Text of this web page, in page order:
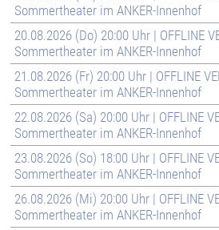
Sommertheater im ANKER-Innenhof
20.08.2026 (Do) 20:00 Uhr | OFFLINE
Sommertheater im ANKER-Innenhof
21.08.2026 (Fr) 20:00 Uhr | OFFLINE
Sommertheater im ANKER-Innenhof
22.08.2026 (Sa) 20:00 Uhr | OFFLINE
Sommertheater im ANKER-Innenhof
23.08.2026 (So) 18:00 Uhr | OFFLINE
Sommertheater im ANKER-Innenhof
26.08.2026 (Mi) 20:00 Uhr | OFFLINE
Sommertheater im ANKER-Innenhof